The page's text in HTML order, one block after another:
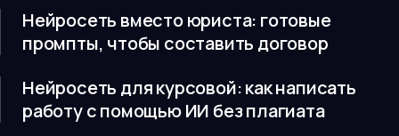
Нейросеть вместо юриста: готовые
промпты, чтобы составить договор
Нейросеть для курсовой: как написать
работу с помощью ИИ без плагиата